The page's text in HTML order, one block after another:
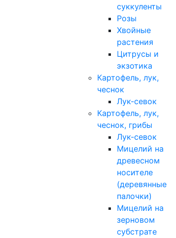
суккуленты
Розы
Хвойные
растения
Цитрусы и
экзотика
Картофель, лук,
чеснок
Лук-севок
Картофель, лук,
чеснок, грибы
Лук-севок
Мицелий на
древесном
носителе
(деревянные
палочки)
Мицелий на
зерновом
субстрате